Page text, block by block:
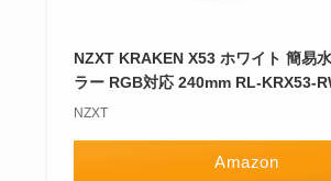
NZXT KRAKEN X53 ホワイト 簡易
ラー RGB対応 240mm RL-KRX53-
NZXT
Amazon